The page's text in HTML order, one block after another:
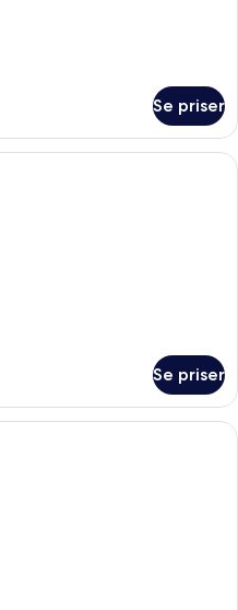
Se priser
Boutique Suite | Oppholdsområde |
Se priser
Ash Suite | Safe på rommet,